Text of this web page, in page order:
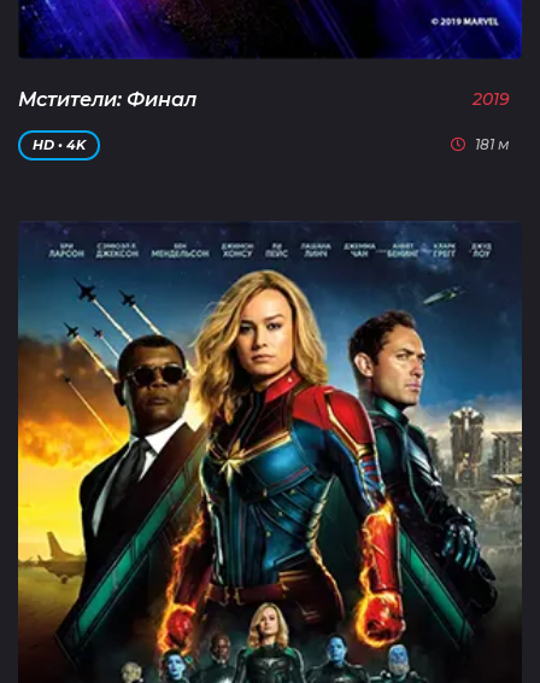
Мстители: Финал 2019
HD • 4K 181 м